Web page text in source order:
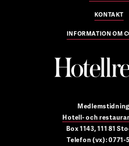
KONTAKT
INFORMATION OM
Hotell- och
Box 1143, 111 81
Telefon (vx): 0771-